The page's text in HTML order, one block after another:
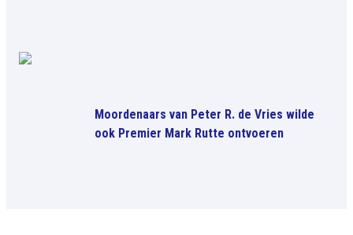
Moordenaars van Peter R. de Vries wilde
ook Premier Mark Rutte ontvoeren